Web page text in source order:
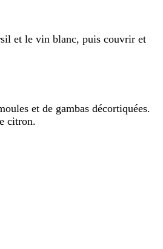
et le vin blanc, puis couvrir et
et de gambas décortiquées.
citron.